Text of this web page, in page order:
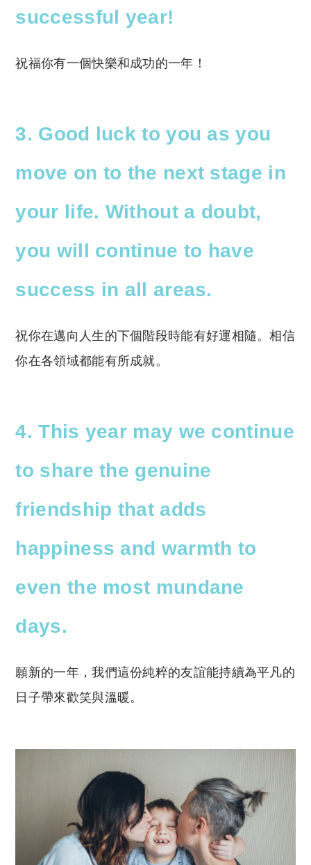
successful year!
祝福你有一個快樂和成功的一年！
3. Good luck to you as you
move on to the next stage in
your life. Without a doubt,
you will continue to have
success in all areas.
祝你在邁向人生的下個階段時能有好運相隨。相信
你在各領域都能有所成就。
4. This year may we continue
to share the genuine
friendship that adds
happiness and warmth to
even the most mundane
days.
願新的一年，我們這份純粹的友誼能持續為平凡的
日子帶來歡笑與溫暖。